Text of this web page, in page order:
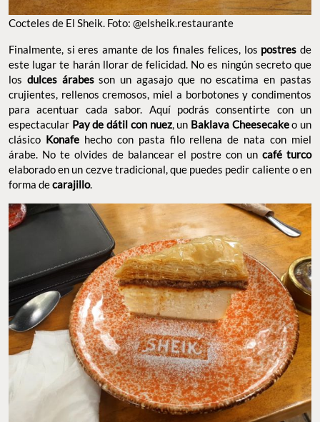
Cocteles de El Sheik. Foto: @elsheik.restaurante
Finalmente, si eres amante de los finales felices, los postres de
este lugar te harán llorar de felicidad. No es ningún secreto que
los dulces árabesson un agasajo que no escatima en pastas
crujientes, rellenos cremosos, miel a borbotones y condimentos
para acentuar cada sabor. Aquí podrás consentirte con un
espectacular Pay de dátil con nuez, un Baklava Cheesecakeo un
clásico Konafehecho con pasta filo rellena de nata con miel
árabe. No te olvides de balancear el postre con uncafé turco
elaborado en un cezve tradicional, que puedes pedir caliente o en
forma decarajillo.